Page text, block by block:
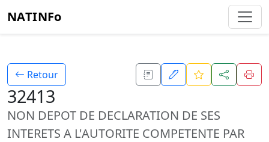
NATINFo
Retour
32413
NON DEPOT DE DECLARATION DE SES
INTERETS A L'AUTORITE COMPETENTE PAR